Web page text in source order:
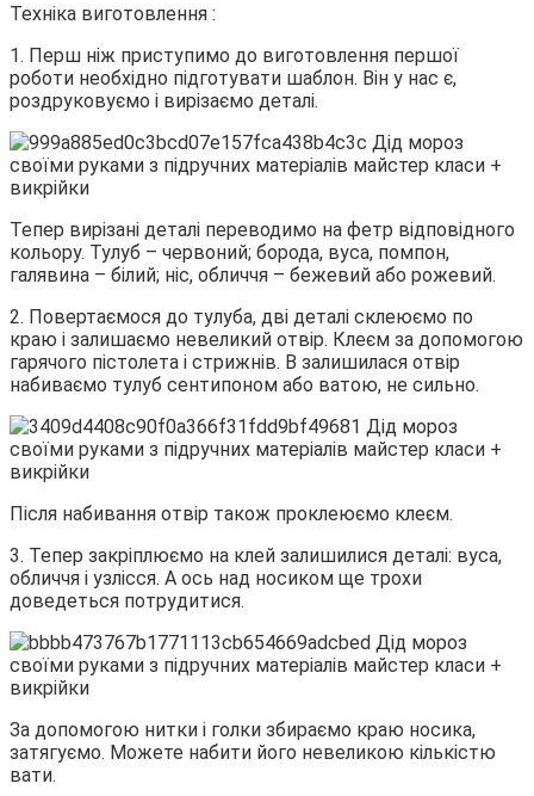
Техніка виготовлення :
1. Перш ніж приступимо до виготовлення першої
роботи необхідно підготувати шаблон. Він у нас є,
роздруковуємо і вирізаємо деталі.
Тепер вирізані деталі переводимо на фетр відповідного
кольору. Тулуб – червоний; борода, вуса, помпон,
галявина – білий; ніс, обличчя – бежевий або рожевий.
2. Повертаємося до тулуба, дві деталі склеюємо по
краю і залишаємо невеликий отвір. Клеєм за допомогою
гарячого пістолета і стрижнів. В залишилася отвір
набиваємо тулуб сентипоном або ватою, не сильно.
Після набивання отвір також проклеюємо клеєм.
3. Тепер закріплюємо на клей залишилися деталі: вуса,
обличчя і узлісся. А ось над носиком ще трохи
доведеться потрудитися.
За допомогою нитки і голки збираємо краю носика,
затягуємо. Можете набити його невеликою кількістю
вати.